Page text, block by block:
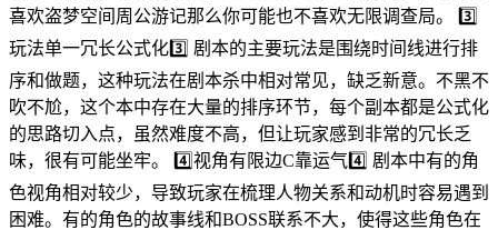
喜欢盗梦空间周公游记那么你可能也不喜欢无限调查局。 3️⃣
玩法单一冗长公式化3️⃣ 剧本的主要玩法是围绕时间线进行排
序和做题，这种玩法在剧本杀中相对常见，缺乏新意。不黑不
吹不尬，这个本中存在大量的排序环节，每个副本都是公式化
的思路切入点，虽然难度不高，但让玩家感到非常的冗长乏
味，很有可能坐牢。 4️⃣视角有限边C靠运气4️⃣ 剧本中有的角
色视角相对较少，导致玩家在梳理人物关系和动机时容易遇到
困难。有的角色的故事线和BOSS联系不大，使得这些角色在